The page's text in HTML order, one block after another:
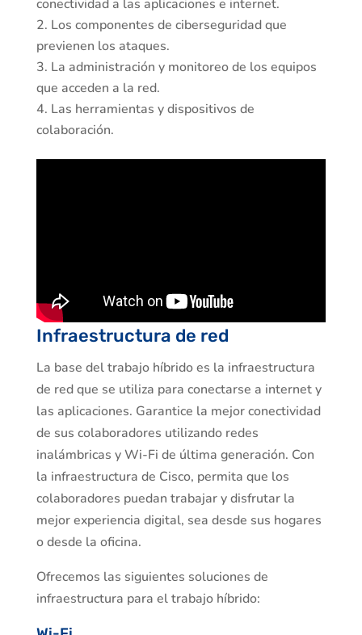
conectividad a las aplicaciones e internet.
Los componentes de ciberseguridad que
previenen los ataques.
La administración y monitoreo de los equipos
que acceden a la red.
Las herramientas y dispositivos de
colaboración.
Infraestructura de red
La base del trabajo híbrido es la infraestructura
de red que se utiliza para conectarse a internet y
las aplicaciones. Garantice la mejor conectividad
de sus colaboradores utilizando redes
inalámbricas y Wi-Fi de última generación. Con
la infraestructura de Cisco, permita que los
colaboradores puedan trabajar y disfrutar la
mejor experiencia digital, sea desde sus hogares
o desde la oficina.
Ofrecemos las siguientes soluciones de
infraestructura para el trabajo híbrido: